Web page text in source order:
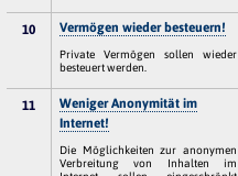
10 Vermögen wieder besteuern!
Private Vermögen sollen wieder
besteuert werden.
11
Weniger Anonymität im
Internet!
Die Möglichkeiten zur anonymen
Verbreitung von Inhalten im